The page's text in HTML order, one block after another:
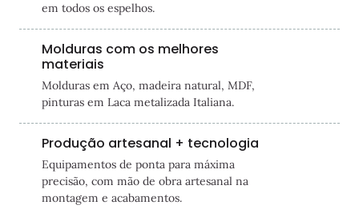
em todos os espelhos.
Molduras com os melhores
materiais
Molduras em Aço, madeira natural, MDF,
pinturas em Laca metalizada Italiana.
Produção artesanal + tecnologia
Equipamentos de ponta para máxima
precisão, com mão de obra artesanal na
montagem e acabamentos.